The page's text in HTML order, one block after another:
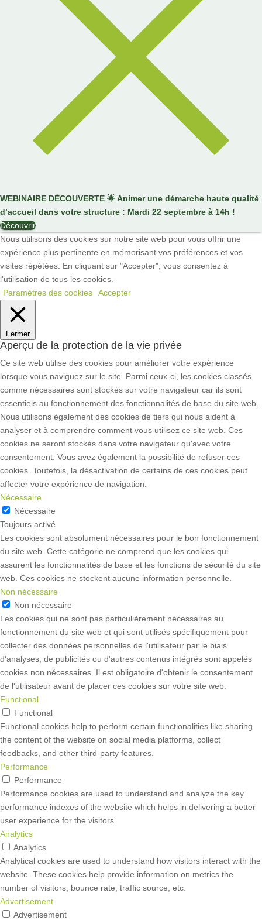
WEBINAIRE DÉCOUVERTE 🌟Animer une démarche haute qualité
d’accueil dans votre structure : Mardi 22 septembre à 14h !
Découvrir
Nous utilisons des cookies sur notre site web pour vous offrir une
expérience plus pertinente en mémorisant vos préférences et vos
visites répétées. En cliquant sur "Accepter", vous consentez à
l'utilisation de tous les cookies.
Paramètres des cookies
Accepter
Fermer
Aperçu de la protection de la vie privée
Ce site web utilise des cookies pour améliorer votre expérience
lorsque vous naviguez sur le site. Parmi ceux-ci, les cookies classés
comme nécessaires sont stockés sur votre navigateur car ils sont
essentiels au fonctionnement des fonctionnalités de base du site web.
Nous utilisons également des cookies de tiers qui nous aident à
analyser et à comprendre comment vous utilisez ce site web. Ces
cookies ne seront stockés dans votre navigateur qu'avec votre
consentement. Vous avez également la possibilité de refuser ces
cookies. Toutefois, la désactivation de certains de ces cookies peut
affecter votre expérience de navigation.
Nécessaire
Nécessaire
Toujours activé
Les cookies sont absolument nécessaires pour le bon fonctionnement
du site web. Cette catégorie ne comprend que les cookies qui
assurent les fonctionnalités de base et les fonctions de sécurité du site
web. Ces cookies ne stockent aucune information personnelle.
Non nécessaire
Non nécessaire
Les cookies qui ne sont pas particulièrement nécessaires au
fonctionnement du site web et qui sont utilisés spécifiquement pour
collecter des données personnelles de l'utilisateur par le biais
d'analyses, de publicités ou d'autres contenus intégrés sont appelés
cookies non nécessaires. Il est obligatoire d'obtenir le consentement
de l'utilisateur avant de placer ces cookies sur votre site web.
Functional
Functional
Functional cookies help to perform certain functionalities like sharing
the content of the website on social media platforms, collect
feedbacks, and other third-party features.
Performance
Performance
Performance cookies are used to understand and analyze the key
performance indexes of the website which helps in delivering a better
user experience for the visitors.
Analytics
Analytics
Analytical cookies are used to understand how visitors interact with the
website. These cookies help provide information on metrics the
number of visitors, bounce rate, traffic source, etc.
Advertisement
Advertisement